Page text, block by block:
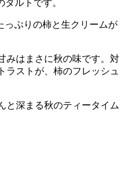
ルトです。
っぷりの柿と生クリームが
みはまさに秋の味です。対
ストが、柿のフレッシュ
と深まる秋のティータイム